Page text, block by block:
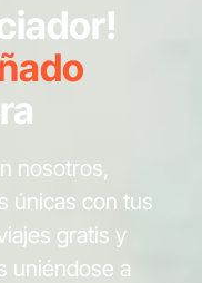
nosotros,
únicas con tus
gratis y
uniéndose a